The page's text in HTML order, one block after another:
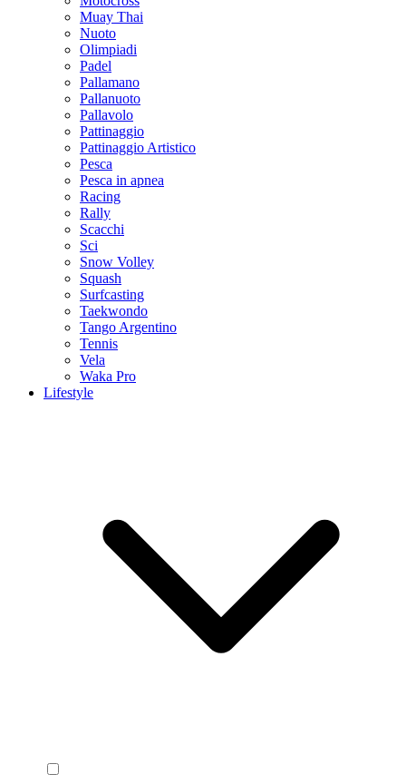
Muay Thai
Nuoto
Olimpiadi
Padel
Pallamano
Pallanuoto
Pallavolo
Pattinaggio
Pattinaggio Artistico
Pesca
Pesca in apnea
Racing
Rally
Scacchi
Sci
Snow Volley
Squash
Surfcasting
Taekwondo
Tango Argentino
Tennis
Vela
Waka Pro
Lifestyle